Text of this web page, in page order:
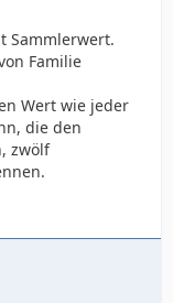
Sammlerwert.
Familie
Wert wie jeder
die den
zwölf